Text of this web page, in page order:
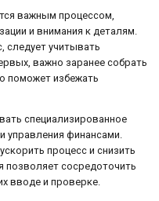
важным процессом,
и внимания к деталям.
следует учитывать
важно заранее собрать
поможет избежать
специализированное
управления финансами.
процесс и снизить
позволяет сосредоточить
вводе и проверке.